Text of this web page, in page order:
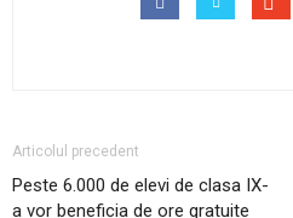
Articolul precedent
Peste 6.000 de elevi de clasa IX-
a vor beneficia de ore gratuite